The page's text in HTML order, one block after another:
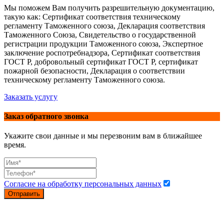
Мы поможем Вам получить разрешительную документацию,
такую как: Сертификат соответствия техническому
регламенту Таможенного союза, Декларация соответствия
Таможенного Союза, Свидетельство о государственной
регистрации продукции Таможенного союза, Экспертное
заключение роспотребнадзора, Сертификат соответствия
ГОСТ Р, добровольный сертификат ГОСТ Р, сертификат
пожарной безопасности, Декларация о соответствии
техническому регламенту Таможенного союза.
Заказать услугу
Заказ обратного звонка
Укажите свои данные и мы перезвоним вам в ближайшее
время.
Согласие на обработку персональных данных
Отправить